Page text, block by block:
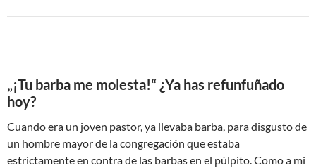
„¡Tu barba me molesta!“ ¿Ya has refunfuñado
hoy?
Cuando era un joven pastor, ya llevaba barba, para disgusto de
un hombre mayor de la congregación que estaba
estrictamente en contra de las barbas en el púlpito. Como a mi